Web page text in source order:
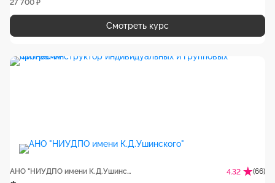
27 700 ₽
Смотреть курс
АНО "НИУДПО имени К.Д.Ушинского" 4.32 (66)